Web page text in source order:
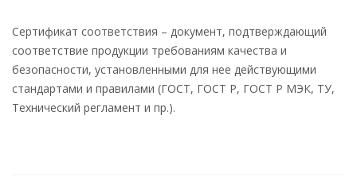
Сертификат соответствия – документ, подтверждающий
соответствие продукции требованиям качества и
безопасности, установленными для нее действующими
стандартами и правилами (ГОСТ, ГОСТ Р, ГОСТ Р МЭК, ТУ,
Технический регламент и пр.).